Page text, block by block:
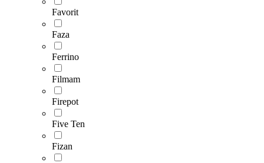
Favorit
Faza
Ferrino
Filmam
Firepot
Five Ten
Fizan